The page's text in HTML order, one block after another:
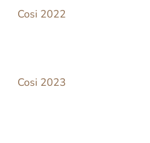
Cosi 2022
Cosi 2023